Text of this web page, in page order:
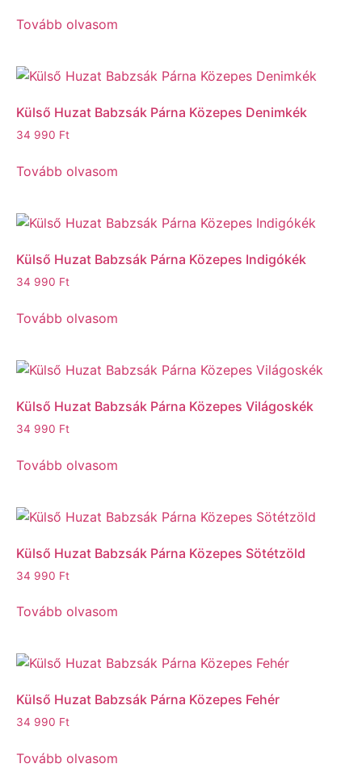
Tovább olvasom
Külső Huzat Babzsák Párna Közepes Denimkék
34 990 Ft
Tovább olvasom
Külső Huzat Babzsák Párna Közepes Indigókék
34 990 Ft
Tovább olvasom
Külső Huzat Babzsák Párna Közepes Világoskék
34 990 Ft
Tovább olvasom
Külső Huzat Babzsák Párna Közepes Sötétzöld
34 990 Ft
Tovább olvasom
Külső Huzat Babzsák Párna Közepes Fehér
34 990 Ft
Tovább olvasom